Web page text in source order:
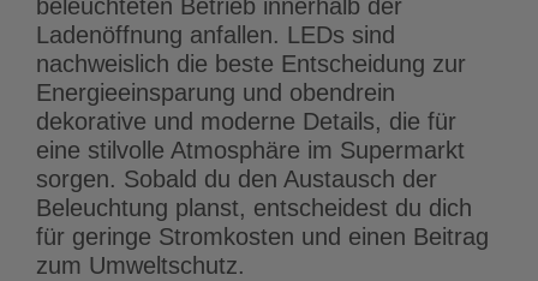
beleuchteten Betrieb innerhalb der
Ladenöffnung anfallen. LEDs sind
nachweislich die beste Entscheidung zur
Energieeinsparung und obendrein
dekorative und moderne Details, die für
eine stilvolle Atmosphäre im Supermarkt
sorgen. Sobald du den Austausch der
Beleuchtung planst, entscheidest du dich
für geringe Stromkosten und einen Beitrag
zum Umweltschutz.